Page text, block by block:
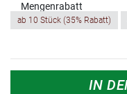
Mengenrabatt
ab 10 Stück (35% Rabatt)
IN